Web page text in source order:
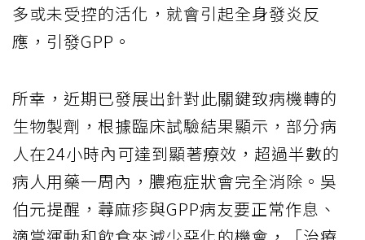
多或未受控的活化，就會引起全身發炎反
應，引發GPP。
所幸，近期已發展出針對此關鍵致病機轉的
生物製劑，根據臨床試驗結果顯示，部分病
人在24小時內可達到顯著療效，超過半數的
病人用藥一周內，膿疱症狀會完全消除。吳
伯元提醒，蕁麻疹與GPP病友要正常作息、